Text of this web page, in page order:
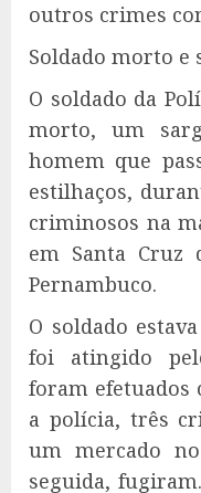
outros crimes
Soldado morto e
O soldado da
morto, um
homem que
estilhaços,
criminosos na
em Santa Cruz
Pernambuco.
O soldado
foi atingido
foram efetuados
a polícia, três
um mercado
seguida, fugiram.